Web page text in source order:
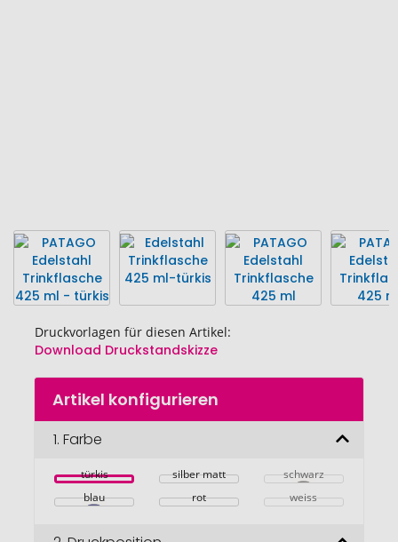
Druckvorlagen für diesen Artikel:
Download Druckstandskizze
Zum
Anfang
Bildgalerie
Artikel konfigurieren
1. Farbe
türkis silber matt
schwarz
blau
rot weiss